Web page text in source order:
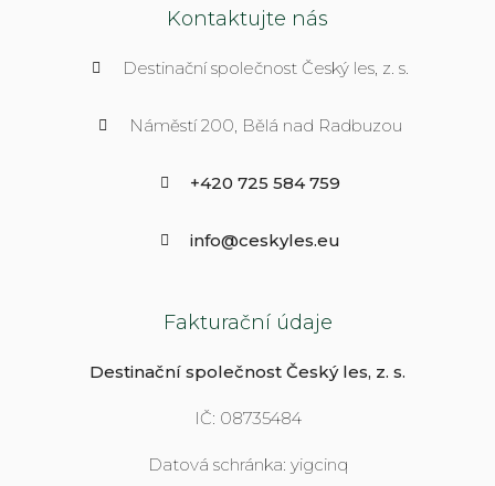
Kontaktujte nás
Destinační společnost Český les, z. s.
Náměstí 200, Bělá nad Radbuzou
+420 725 584 759
info@ceskyles.eu
Fakturační údaje
Destinační společnost Český les, z. s.
IČ: 08735484
Datová schránka: yigcinq